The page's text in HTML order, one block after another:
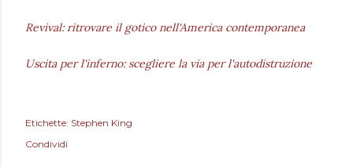
Revival: ritrovare il gotico nell'America contemporanea
Uscita per l'inferno: scegliere la via per l'autodistruzione
Etichette: Stephen King
Condividi